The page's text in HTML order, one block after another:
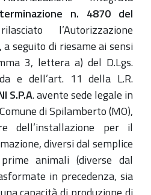
n. 4870 del
l’Autorizzazione
seguito di riesame ai sensi
3, lettera a) del D.Lgs.
e dell’art. 11 della L.R.
S.P.A. avente sede legale in
di Spilamberto (MO),
dell’installazione per il
diversi dal semplice
animali (diverse dal
in precedenza, sia